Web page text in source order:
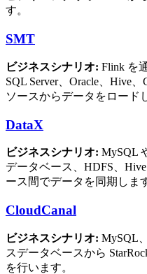
す。
SMT
ビジネスシナリオ: Flink を
SQL Server、Oracle、Hive
ソースからデータをロード
DataX
ビジネスシナリオ: MySQL
データベース、HDFS、
ース間でデータを同期しま
CloudCanal
ビジネスシナリオ: MySQL
スデータベースから
を行います。